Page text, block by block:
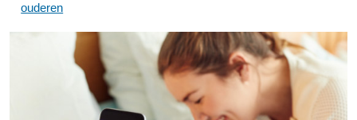
ouderen